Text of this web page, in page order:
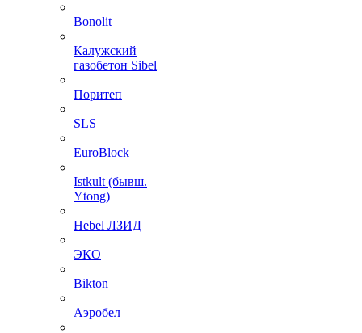
Bonolit
Калужский
газобетон Sibel
Поритеп
SLS
EuroBlock
Istkult (бывш.
Ytong)
Hebel ЛЗИД
ЭКО
Bikton
Аэробел